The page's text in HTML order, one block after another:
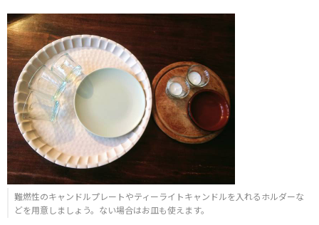
難燃性のキャンドルプレートやティーライトキャンドルを入れるホルダーな
どを用意しましょう。ない場合はお皿も使えます。